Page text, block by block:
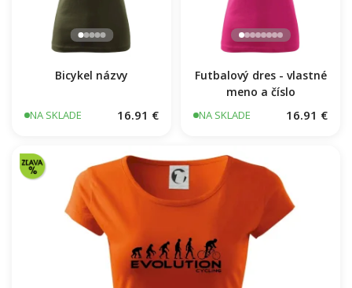
Bicykel názvy
NA SKLADE 16.91 €
Futbalový dres - vlastné
meno a číslo
NA SKLADE 16.91 €